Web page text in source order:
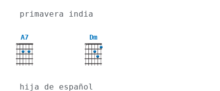
primavera india
A7
X
Dm
X
hija de español